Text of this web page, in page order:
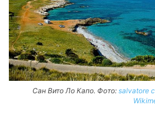
Сан Вито Ло Капо. Фото: salvatore